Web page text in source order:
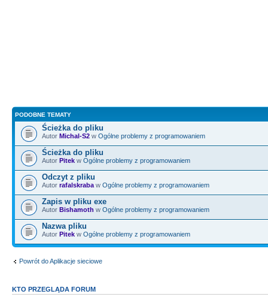
Memo1->Lines->Assign(
GetExchangeRates("http://
);
Screen->Cursor=crDefault;
}
----------------------------
PODOBNE TEMATY
Ścieżka do pliku
Autor Michal-S2 w Ogólne problemy z programowaniem
Ścieżka do pliku
Autor Pitek w Ogólne problemy z programowaniem
Odczyt z pliku
Autor rafalskraba w Ogólne problemy z programowaniem
Zapis w pliku exe
Autor Bishamoth w Ogólne problemy z programowaniem
Nazwa pliku
Autor Pitek w Ogólne problemy z programowaniem
Powrót do Aplikacje sieciowe
KTO PRZEGLĄDA FORUM